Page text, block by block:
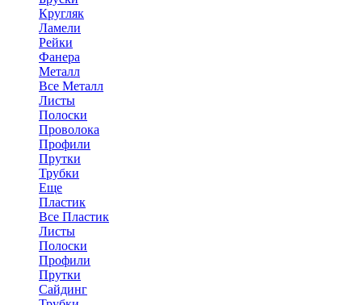
Кругляк
Ламели
Рейки
Фанера
Металл
Все Металл
Листы
Полоски
Проволока
Профили
Прутки
Трубки
Еще
Пластик
Все Пластик
Листы
Полоски
Профили
Прутки
Сайдинг